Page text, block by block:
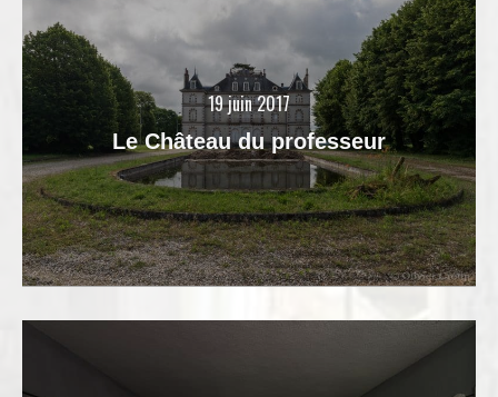
19 juin 2017
Le Château du professeur